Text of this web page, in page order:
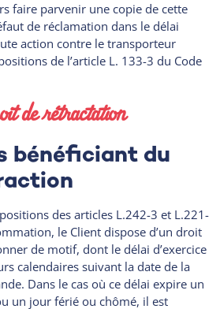
faire parvenir une copie de cette
de réclamation dans le délai
action contre le transporteur
de l’article L. 133-3 du Code
rétractation
bénéficiant du
des articles L.242-3 et L.221-
le Client dispose d’un droit
de motif, dont le délai d’exercice
calendaires suivant la date de la
Dans le cas où ce délai expire un
un jour férié ou chômé, il est